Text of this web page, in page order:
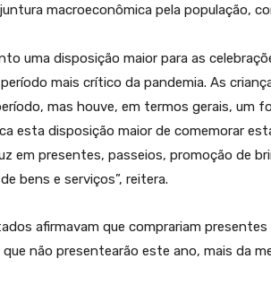
macroeconômica pela população,
uma disposição maior para as
mais crítico da pandemia. As
mas houve, em termos gerais, um
esta disposição maior de comemorar
em presentes, passeios, promoção de
bens e serviços”, reitera.
afirmavam que comprariam
que não presentearão este ano, mais da